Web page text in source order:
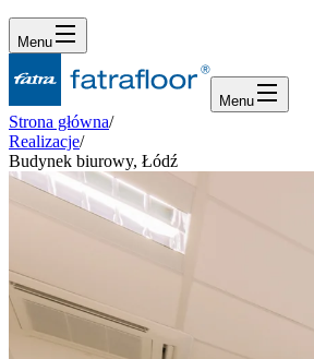
Menu
Menu
Strona główna/
Realizacje/
Budynek biurowy, Łódź